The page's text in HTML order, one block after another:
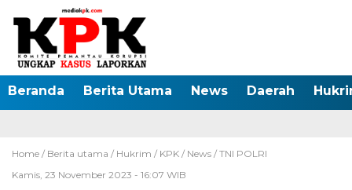
Beranda Berita Utama News Daerah
Home / Berita utama / Hukrim / KPK / News / TNI POLRI
Kamis, 23 November 2023 - 16:07 WIB